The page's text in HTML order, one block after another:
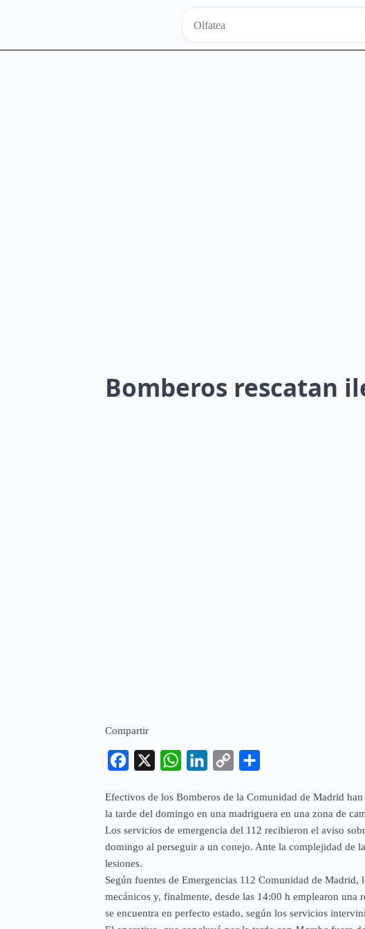
Bomberos rescatan
Compartir
Facebook WhatsAppLinkedInCopy
Efectivos de los Bomberos de la Comunidad de Madrid
la tarde del domingo en una madriguera en una zona de
Los servicios de emergencia del 112 recibieron el aviso
domingo al perseguir a un conejo. Ante la complejidad de
lesiones.
Según fuentes de Emergencias 112 Comunidad de
mecánicos y, finalmente, desde las 14:00 h emplearon
se encuentra en perfecto estado, según los servicios